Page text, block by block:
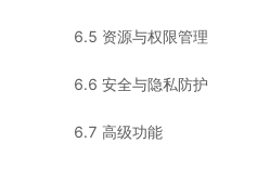
6.5 资源与权限管理
6.6 安全与隐私防护
6.7 高级功能